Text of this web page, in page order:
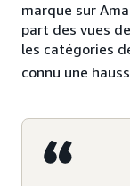
marque sur
part des vues
les catégories
connu une